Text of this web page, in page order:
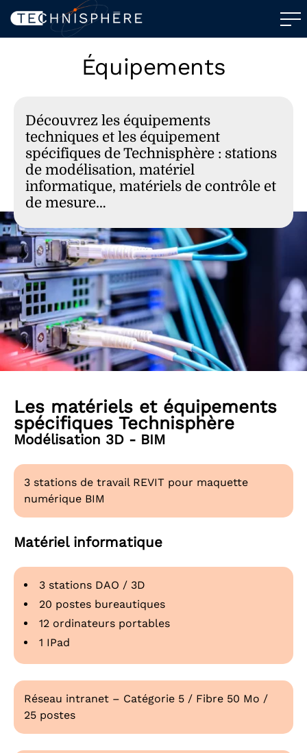
Équipements
Découvrez les équipements
techniques et les équipement
spécifiques de Technisphère : stations
de modélisation, matériel
informatique, matériels de contrôle et
de mesure…
Les matériels et équipements
spécifiques Technisphère
Modélisation 3D - BIM
3 stations de travail REVIT pour maquette
numérique BIM
Matériel informatique
3 stations DAO / 3D
20 postes bureautiques
12 ordinateurs portables
1 IPad
Réseau intranet – Catégorie 5 / Fibre 50 Mo /
25 postes